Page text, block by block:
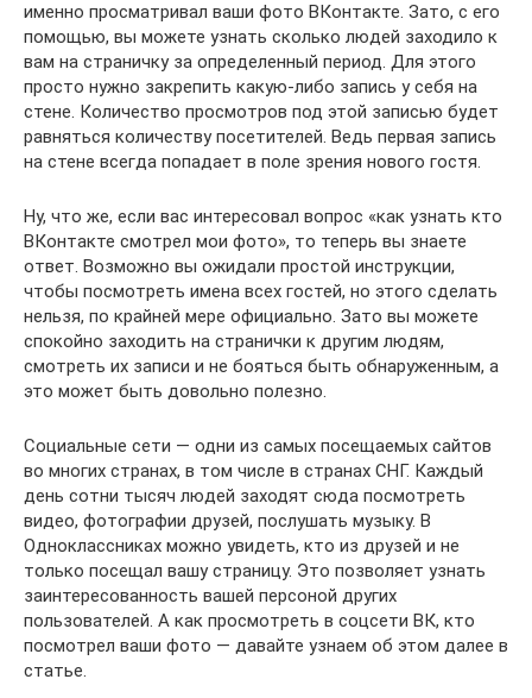
именно просматривал ваши фото ВКонтакте. Зато, с его
помощью, вы можете узнать сколько людей заходило к
вам на страничку за определенный период. Для этого
просто нужно закрепить какую-либо запись у себя на
стене. Количество просмотров под этой записью будет
равняться количеству посетителей. Ведь первая запись
на стене всегда попадает в поле зрения нового гостя.
Ну, что же, если вас интересовал вопрос «как узнать кто
ВКонтакте смотрел мои фото», то теперь вы знаете
ответ. Возможно вы ожидали простой инструкции,
чтобы посмотреть имена всех гостей, но этого сделать
нельзя, по крайней мере официально. Зато вы можете
спокойно заходить на странички к другим людям,
смотреть их записи и не бояться быть обнаруженным, а
это может быть довольно полезно.
Социальные сети — одни из самых посещаемых сайтов
во многих странах, в том числе в странах СНГ. Каждый
день сотни тысяч людей заходят сюда посмотреть
видео, фотографии друзей, послушать музыку. В
Одноклассниках можно увидеть, кто из друзей и не
только посещал вашу страницу. Это позволяет узнать
заинтересованность вашей персоной других
пользователей. А как просмотреть в соцсети ВК, кто
посмотрел ваши фото — давайте узнаем об этом далее в
статье.